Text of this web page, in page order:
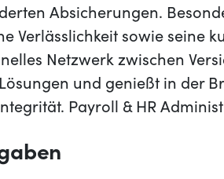
Absicherungen.
Verlässlichkeit sowie seine
Netzwerk zwischen
und genießt in der
Payroll & HR